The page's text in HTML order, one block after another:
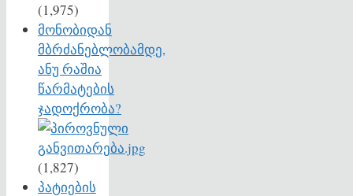
(1,975)
მონობიდან
მბრძანებლობამდე,
ანუ რაშია
წარმატების
ჯადოქრობა?
(1,827)
პატიების